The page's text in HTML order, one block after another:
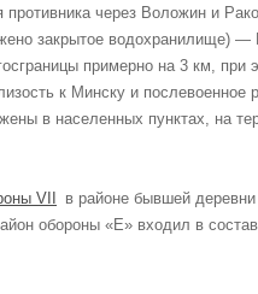
через Воложин и
закрытое водохранилище)
примерно на 3 км, при
к Минску и
в населенных пунктах, на
VII в районе бывшей
обороны «Е» входил в